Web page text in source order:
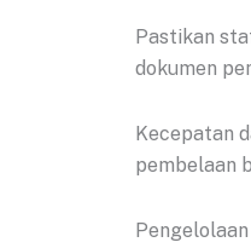
Pastikan
dokumen
Kecepatan
pembelaan